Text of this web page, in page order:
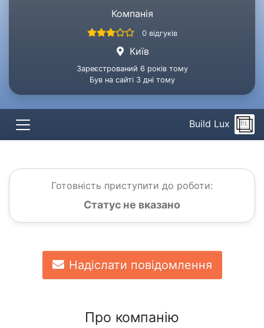
Компанія
0 відгуків
Київ
Зареєстрований 6 років тому
Був на сайті 3 дні тому
Build Lux
Готовність приступити до роботи:
Статус не вказано
Надіслати повідомлення
Про компанію